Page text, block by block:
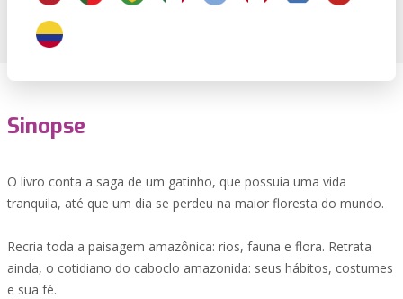
Sinopse
O livro conta a saga de um gatinho, que possuía uma vida
tranquila, até que um dia se perdeu na maior floresta do mundo.
Recria toda a paisagem amazônica: rios, fauna e flora. Retrata
ainda, o cotidiano do caboclo amazonida: seus hábitos, costumes
e sua fé.